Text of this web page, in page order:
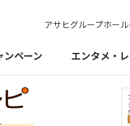
アサヒグループホー
ンペーン エンタメ・